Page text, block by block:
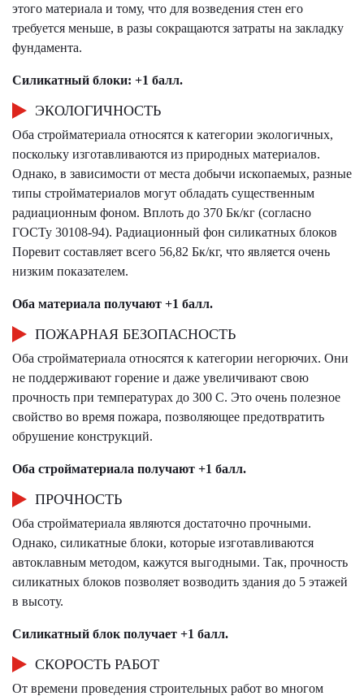
этого материала и тому, что для возведения стен его
требуется меньше, в разы сокращаются затраты на закладку
фундамента.
Силикатный блоки: +1 балл.
ЭКОЛОГИЧНОСТЬ
Оба стройматериала относятся к категории экологичных,
поскольку изготавливаются из природных материалов.
Однако, в зависимости от места добычи ископаемых, разные
типы стройматериалов могут обладать существенным
радиационным фоном. Вплоть до 370 Бк/кг (согласно
ГОСТу 30108-94). Радиационный фон силикатных блоков
Поревит составляет всего 56,82 Бк/кг, что является очень
низким показателем.
Оба материала получают +1 балл.
ПОЖАРНАЯ БЕЗОПАСНОСТЬ
Оба стройматериала относятся к категории негорючих. Они
не поддерживают горение и даже увеличивают свою
прочность при температурах до 300 С. Это очень полезное
свойство во время пожара, позволяющее предотвратить
обрушение конструкций.
Оба стройматериала получают +1 балл.
ПРОЧНОСТЬ
Оба стройматериала являются достаточно прочными.
Однако, силикатные блоки, которые изготавливаются
автоклавным методом, кажутся выгодными. Так, прочность
силикатных блоков позволяет возводить здания до 5 этажей
в высоту.
Силикатный блок получает +1 балл.
СКОРОСТЬ РАБОТ
От времени проведения строительных работ во многом